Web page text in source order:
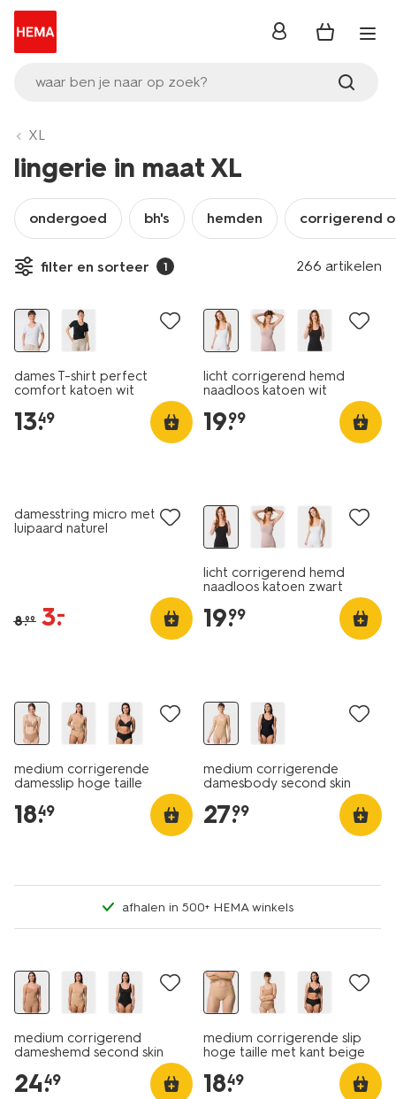
waar ben je naar op zoek?
inloggen
XL
lingerie in maat XL
ondergoed bh's hemden corrigerend
filter en sorteer 1 266 artikelen
dames T-shirt perfect
comfort katoen wit
13.
49
licht corrigerend hemd
naadloos katoen wit
19.
99
damesstring micro met kant
luipaard naturel
8.99 3.
–
licht corrigerend hemd
naadloos katoen zwart
19.
99
medium corrigerende
damesslip hoge taille
18.
49
medium corrigerende
damesbody second skin
27.
99
afhalen in 500+ HEMA winkels
medium corrigerend
dameshemd second skin
24.
49
medium corrigerende slip
hoge taille met kant beige
18.
49